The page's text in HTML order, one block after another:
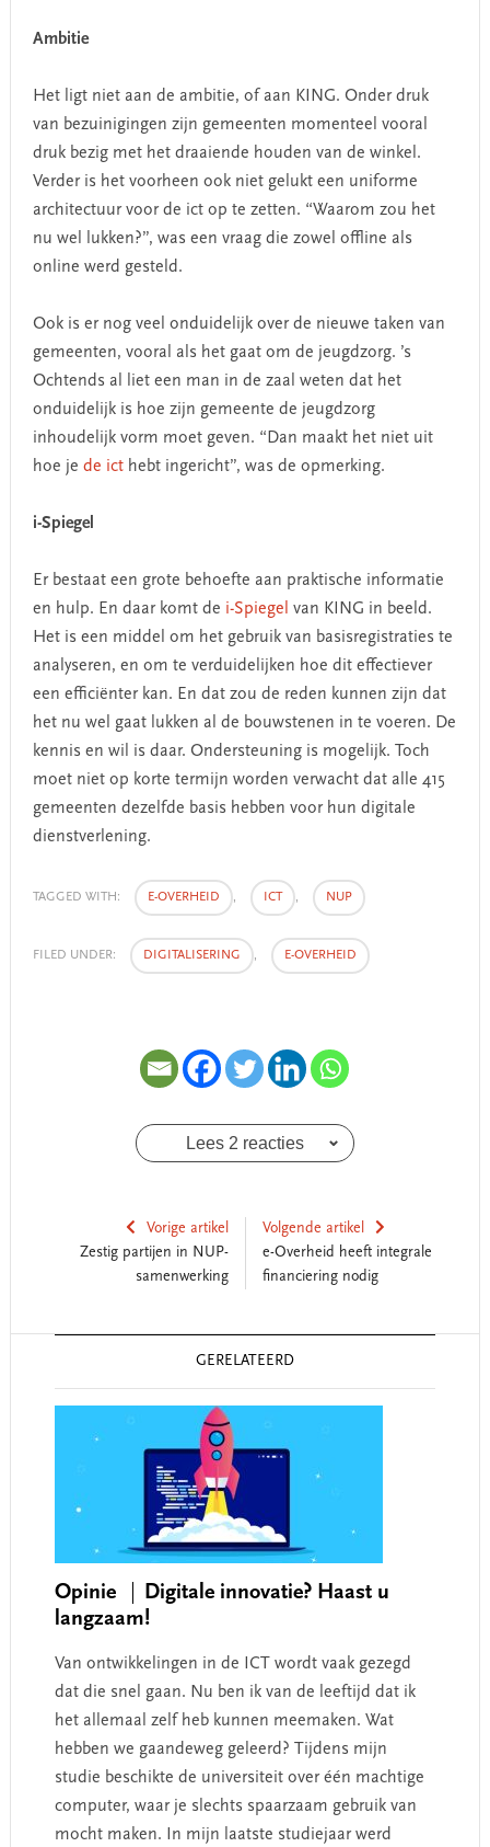
Ambitie
Het ligt niet aan de ambitie, of aan KING. Onder druk
van bezuinigingen zijn gemeenten momenteel vooral
druk bezig met het draaiende houden van de winkel.
Verder is het voorheen ook niet gelukt een uniforme
architectuur voor de ict op te zetten. “Waarom zou het
nu wel lukken?”, was een vraag die zowel offline als
online werd gesteld.
Ook is er nog veel onduidelijk over de nieuwe taken van
gemeenten, vooral als het gaat om de jeugdzorg. ’s
Ochtends al liet een man in de zaal weten dat het
onduidelijk is hoe zijn gemeente de jeugdzorg
inhoudelijk vorm moet geven. “Dan maakt het niet uit
hoe je de icthebt ingericht”, was de opmerking.
i-Spiegel
Er bestaat een grote behoefte aan praktische informatie
en hulp. En daar komt de i-Spiegel van KING in beeld.
Het is een middel om het gebruik van basisregistraties te
analyseren, en om te verduidelijken hoe dit effectiever
een efficiënter kan. En dat zou de reden kunnen zijn dat
het nu wel gaat lukken al de bouwstenen in te voeren. De
kennis en wil is daar. Ondersteuning is mogelijk. Toch
moet niet op korte termijn worden verwacht dat alle 415
gemeenten dezelfde basis hebben voor hun digitale
dienstverlening.
TAGGED WITH: E-OVERHEID , ICT , NUP
FILED UNDER: DIGITALISERING , E-OVERHEID
Lees 2 reacties
Vorige artikel
Zestig partijen in NUP-
samenwerking
Volgende artikel
e-Overheid heeft integrale
financiering nodig
GERELATEERD
Opinie
Digitale innovatie? Haast u
langzaam!
Van ontwikkelingen in de ICT wordt vaak gezegd
dat die snel gaan. Nu ben ik van de leeftijd dat ik
het allemaal zelf heb kunnen meemaken. Wat
hebben we gaandeweg geleerd? Tijdens mijn
studie beschikte de universiteit over één machtige
computer, waar je slechts spaarzaam gebruik van
mocht maken. In mijn laatste studiejaar werd